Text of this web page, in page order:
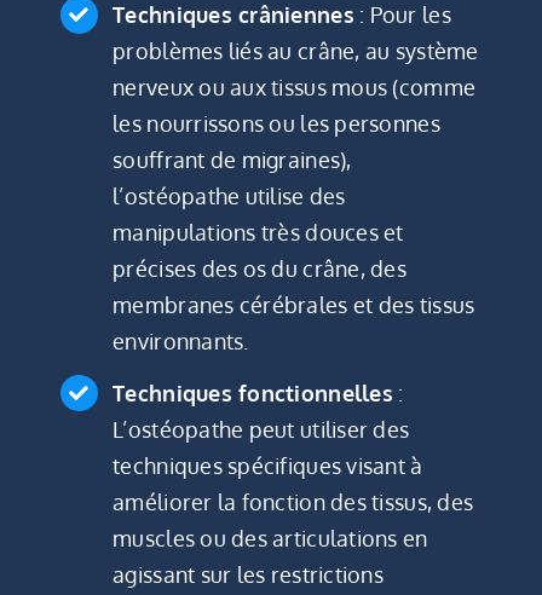
Techniques crâniennes : Pour les
problèmes liés au crâne, au système
nerveux ou aux tissus mous (comme
les nourrissons ou les personnes
souffrant de migraines),
l’ostéopathe utilise des
manipulations très douces et
précises des os du crâne, des
membranes cérébrales et des tissus
environnants.
Techniques fonctionnelles :
L’ostéopathe peut utiliser des
techniques spécifiques visant à
améliorer la fonction des tissus, des
muscles ou des articulations en
agissant sur les restrictions